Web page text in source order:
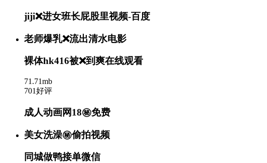
jiji❌进女班长屁股里视频-百度
老师爆乳❌流出清水电影
裸体hk416被❌到爽在线观看
71.71mb
701好评
成人动画网18㊙️免费
美女洗澡㊙️偷拍视频
同城做鸭接单微信